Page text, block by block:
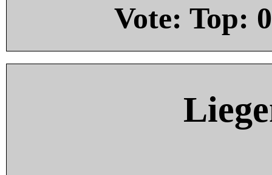
Vote: Top: 0